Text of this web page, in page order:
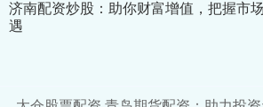
济南配资炒股：助你财富增值，把握市
遇